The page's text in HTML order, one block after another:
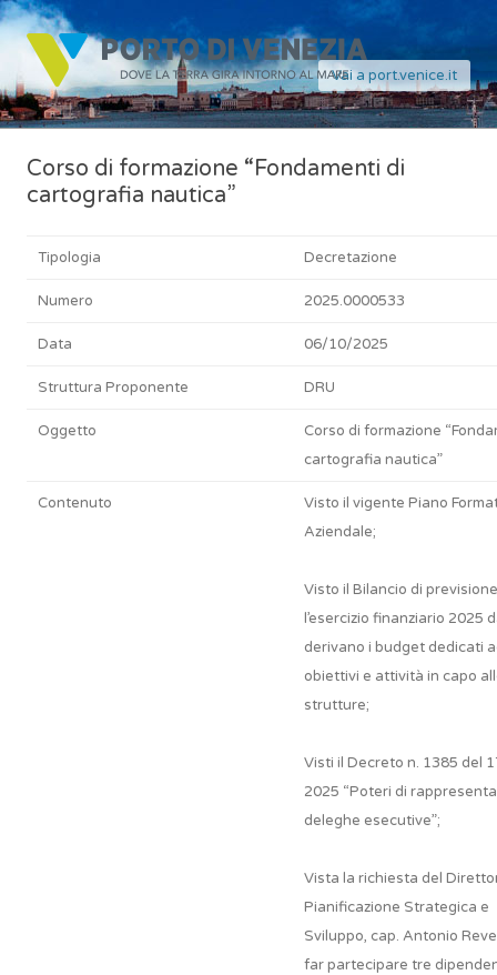
Vai a port.venice.it
Corso di formazione “Fondamenti di
cartografia nautica”
Tipologia Decretazione
Numero 2025.0000533
Data 06/10/2025
Struttura Proponente DRU
Oggetto
Corso di formazione
cartografia nautica”
Contenuto
Visto il vigente Piano
Aziendale;
Visto il Bilancio di
l’esercizio finanziario 2025
derivano i budget dedicati
obiettivi e attività in capo
strutture;
Visti il Decreto n. 1385 del
2025 “Poteri di
deleghe esecutive”;
Vista la richiesta del
Pianificazione Strategica e
Sviluppo, cap. Antonio
far partecipare tre